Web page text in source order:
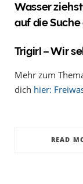
Wasser
auf die
Trigirl – Wir
Mehr zum
dich hier:
READ